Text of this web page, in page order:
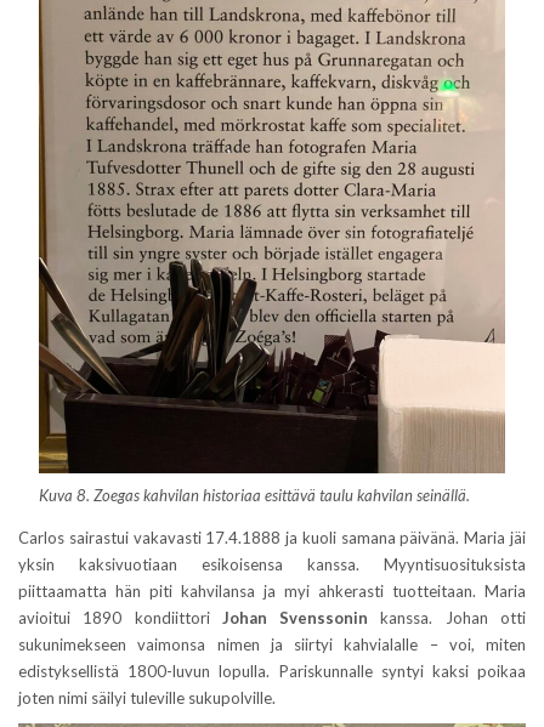
Kuva 8. Zoegas kahvilan historiaa esittävä taulu kahvilan seinällä.
Carlos sairastui vakavasti 17.4.1888 ja kuoli samana päivänä. Maria jäi
yksin kaksivuotiaan esikoisensa kanssa. Myyntisuosituksista
piittaamatta hän piti kahvilansa ja myi ahkerasti tuotteitaan. Maria
avioitui 1890 kondiittori Johan Svenssonin kanssa. Johan otti
sukunimekseen vaimonsa nimen ja siirtyi kahvialalle – voi, miten
edistyksellistä 1800-luvun lopulla. Pariskunnalle syntyi kaksi poikaa
joten nimi säilyi tuleville sukupolville.